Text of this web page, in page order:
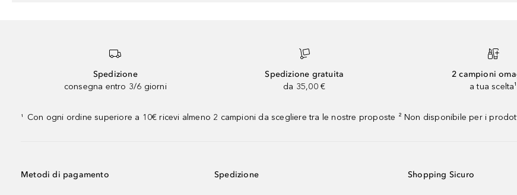
Spedizione
consegna entro 3/6 giorni
Spedizione gratuita
da 35,00 €
2 campioni
a tua scelta¹
¹ Con ogni ordine superiore a 10€ ricevi almeno 2 campioni da scegliere tra le nostre proposte ² Non disponibile per i
Metodi di pagamento Spedizione Shopping Sicuro